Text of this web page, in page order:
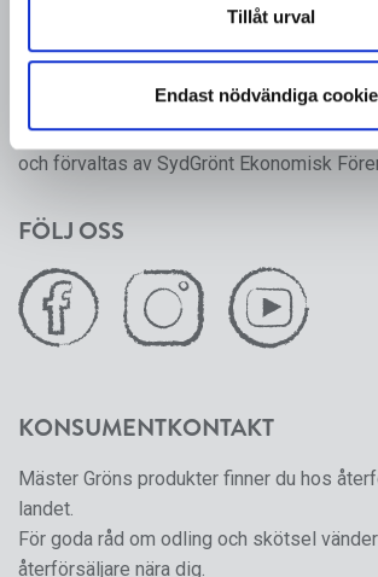
Tillåt urval
Endast nödvändiga
tillbaka till 1950-talet, då ett antal
grönsaker och prydnadsväxter gick ihop
gemensam försäljningsorganisation.
Mäster Grön är ett varumärke som från
och förvaltas av SydGrönt Ekonomisk
FÖLJ OSS
KONSUMENTKONTAKT
Mäster Gröns produkter finner du hos
landet.
För goda råd om odling och skötsel
återförsäljare nära dig.